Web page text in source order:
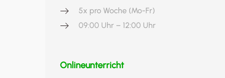
5x pro Woche (Mo-Fr)
09:00 Uhr – 12:00 Uhr
Onlineunterricht